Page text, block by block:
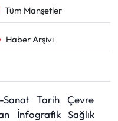
Tüm Manşetler
Haber Arşivi
Sanat Tarih
Çevre
İnfografik Sağlık